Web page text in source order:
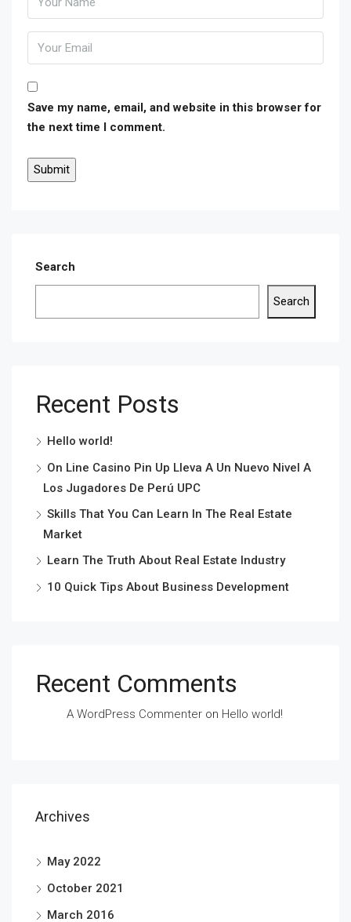
Save my name, email, and website in this browser for
the next time I comment.
Search
Search
Recent Posts
Hello world!
On Line Casino Pin Up Lleva A Un Nuevo Nivel A
Los Jugadores De Perú UPC
Skills That You Can Learn In The Real Estate
Market
Learn The Truth About Real Estate Industry
10 Quick Tips About Business Development
Recent Comments
A WordPress Commenter on Hello world!
Archives
May 2022
October 2021
March 2016